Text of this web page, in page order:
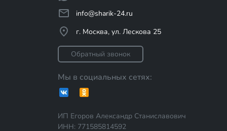
info@sharik-24.ru
г. Москва, ул. Лескова 25
Обратный звонок
Мы в социальных сетях:
ИП Егоров Александр Станиславович
ИНН: 771585814592